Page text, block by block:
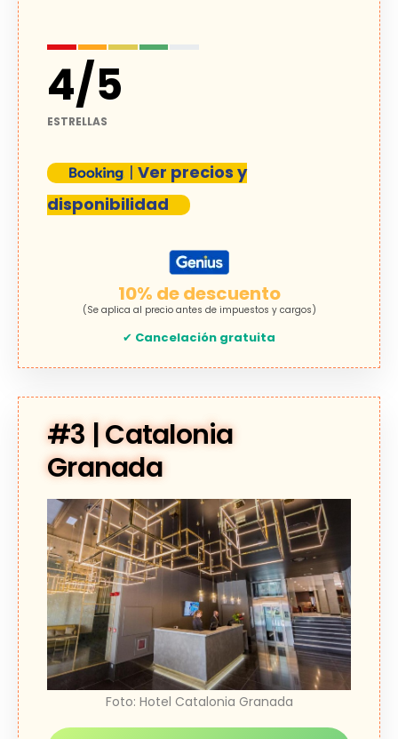
4/5
ESTRELLAS
| Ver precios y
disponibilidad
10% de descuento
(Se aplica al precio antes de impuestos y cargos)
✔ Cancelación gratuita
#3 | Catalonia
Granada
Foto: Hotel Catalonia Granada